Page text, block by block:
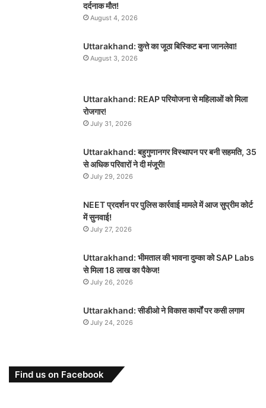
दर्दनाक मौत!
August 4, 2026
Uttarakhand: कुत्ते का जूठा बिस्किट बना जानलेवा!
August 3, 2026
Uttarakhand: REAP परियोजना से महिलाओं को मिला
रोजगार!
July 31, 2026
Uttarakhand: बहुगुणानगर विस्थापन पर बनी सहमति, 35
से अधिक परिवारों ने दी मंजूरी!
July 29, 2026
NEET प्रदर्शन पर पुलिस कार्रवाई मामले में आज सुप्रीम कोर्ट
में सुनवाई!
July 27, 2026
Uttarakhand: भीमताल की भावना दुम्का को SAP Labs
से मिला 18 लाख का पैकेज!
July 26, 2026
Uttarakhand: सीडीओ ने विकास कार्यों पर कसी लगाम
July 24, 2026
Find us on Facebook